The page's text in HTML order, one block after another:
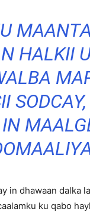
HALKII
in dhawaan dalka
ku qabo